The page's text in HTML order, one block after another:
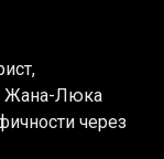
Жана-Люка
через